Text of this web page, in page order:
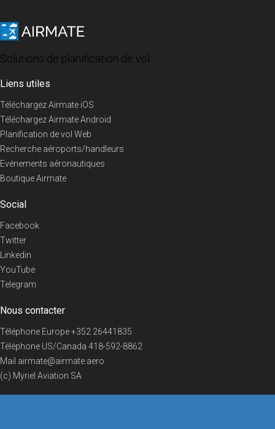
Solutions de planification de vol
Liens utiles
Téléchargez Airmate iOS
Téléchargez Airmate Android
Planification de vol Web
Recherche aéroports/handleurs
Evénements aéronautiques
Boutique Airmate
Social
Facebook
Twitter
Linkedin
YouTube
Telegram
Nous contacter
Téléphone Europe+352 26441835
Téléphone US/Canada 418-592-8862
Mail airmate@airmate.aero
(c) Myriel Aviation SA